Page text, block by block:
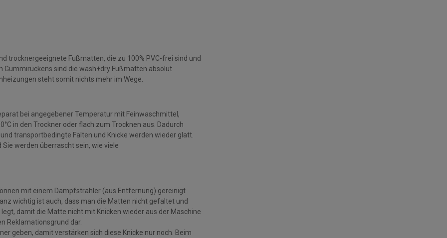
trocknergeeignete Fußmatten, die zu 100% PVC-frei sind und
Gummirückens sind die wash+dry Fußmatten absolut
steht somit nichts mehr im Wege.
bei angegebener Temperatur mit Feinwaschmittel,
in den Trockner oder flach zum Trocknen aus. Dadurch
transportbedingte Falten und Knicke werden wieder glatt.
werden überrascht sein, wie viele
mit einem Dampfstrahler (aus Entfernung) gereinigt
wichtig ist auch, dass man die Matten nicht gefaltet und
damit die Matte nicht mit Knicken wieder aus der Maschine
Reklamationsgrund dar.
geben, damit verstärken sich diese Knicke nur noch. Beim